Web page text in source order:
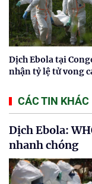
Dịch Ebola tại
nhận tỷ lệ tử vong
CÁC TIN KHÁC
Dịch Ebola:
nhanh chóng